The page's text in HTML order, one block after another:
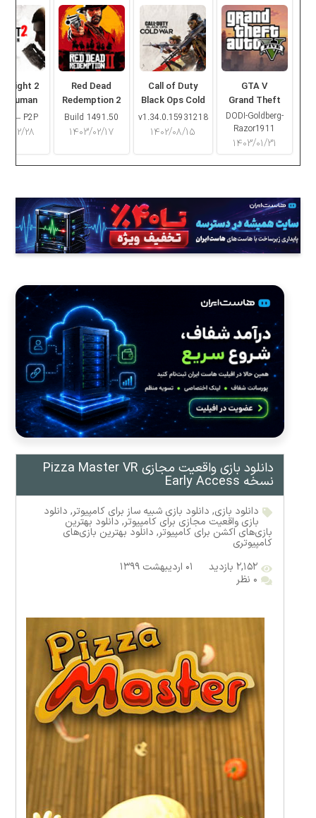
GTA V
Grand Theft
Auto V
DODI-Goldberg-
Razor1911
۱۴۰۳/۰۱/۳۱
Call of Duty
Black Ops Cold
War
v1.34.0.15931218
۱۴۰۲/۰۸/۱۵
Red Dead
Redemption 2
Build 1491.50
۱۴۰۳/۰۲/۱۷
Light 2
Human
– P2P
۱۴۰۳/
دانلود بازی واقعیت مجازی Pizza Master VR
نسخه Early Access
دانلود بازی, دانلود بازی شبیه ساز برای کامپیوتر, دانلود
بازی واقعیت مجازی برای کامپیوتر, دانلود بهترین
بازی‌های اکشن برای کامپیوتر, دانلود بهترین بازی‌های
کامپیوتری
۲,۱۵۲ بازدید
۰۱ اردیبهشت ۱۳۹۹
۰ نظر